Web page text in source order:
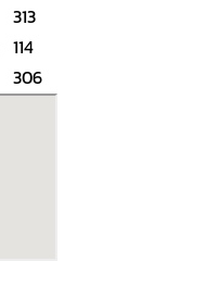
313
114
306